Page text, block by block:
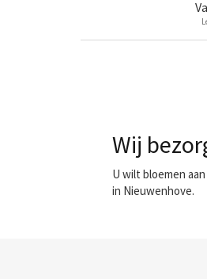
Wij
U wilt bloemen
in Nieuwenhove.